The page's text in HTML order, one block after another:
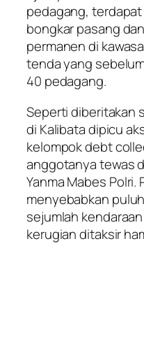
pedagang,
bongkar pasang
permanen di
tenda yang
40 pedagang.
Seperti diberitakan
di Kalibata dipicu
kelompok debt
anggotanya tewas
Yanma Mabes
menyebabkan
sejumlah
kerugian ditaksir